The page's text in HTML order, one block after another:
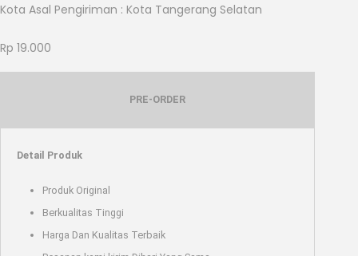
Kota Asal Pengiriman : Kota Tangerang Selatan
Rp 19.000
PRE-ORDER
Detail Produk
Produk Original
Berkualitas Tinggi
Harga Dan Kualitas Terbaik